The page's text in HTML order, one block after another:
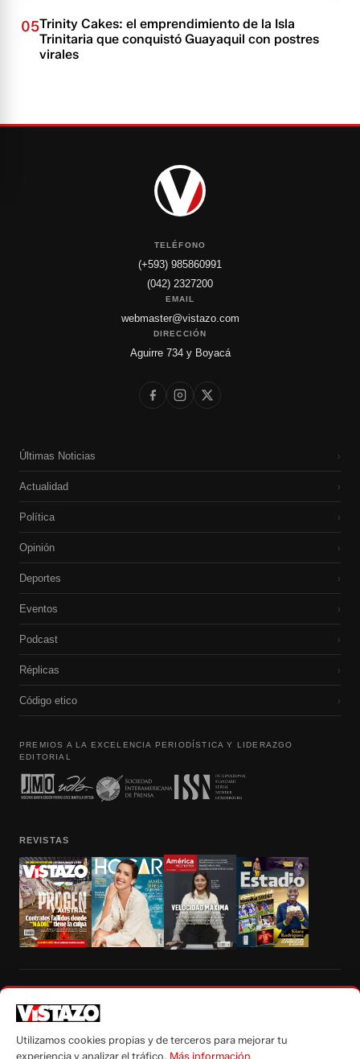
05Trinity Cakes: el emprendimiento de la Isla
Trinitaria que conquistó Guayaquil con postres
virales
TELÉFONO
(+593) 985860991
(042) 2327200
EMAIL
webmaster@vistazo.com
DIRECCIÓN
Aguirre 734 y Boyacá
Últimas Noticias ›
Actualidad ›
Política ›
Opinión ›
Deportes ›
Eventos ›
Podcast ›
Réplicas ›
Código etico ›
PREMIOS A LA EXCELENCIA PERIODÍSTICA Y LIDERAZGO
EDITORIAL
REVISTAS
autorización escrita de su titular, de todos los contenidos de Vistazo.com.
Utilizamos cookies propias y de terceros para mejorar tu
experiencia y analizar el tráfico. Más información